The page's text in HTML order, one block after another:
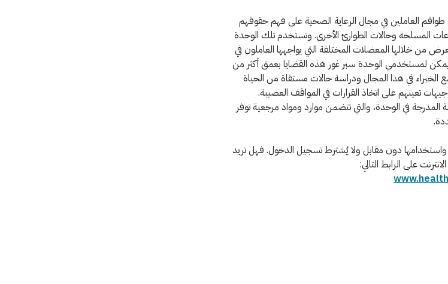
العاملين في مجال الرعاية الصحية على فهم حقوقهم
المسلحة وحالات الطوارئ الأخرى. وتستخدم تلك الوحدة
من خلالها المعضلات المختلفة التي يواجهها العاملون في
لمستخدمي الوحدة سبر غور هذه القضايا بعمق أكثر من
الخبراء في هذا المجال ودراسة حالات مستقاة من الحياة
تعينهم على اتخاذ القرارات في المواقف العصيبة.
في الوحدة، والتي تتضمن موارد ومواد مرجعية توفر
واستخدامها دون مقابل ولا يُشترط تسجيل الدخول. فهل تريد
على الرابط التالي: